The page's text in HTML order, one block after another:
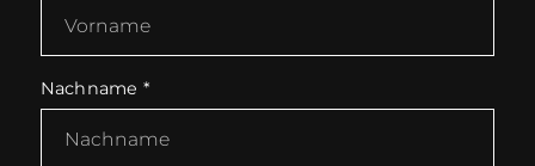
Nachname *